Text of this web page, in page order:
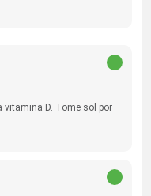
vitamina D. Tome sol por